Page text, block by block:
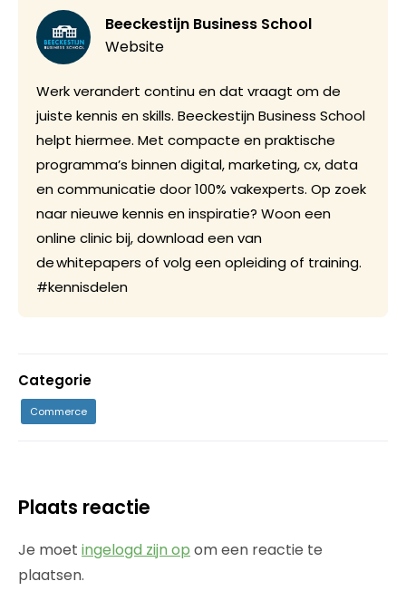
Beeckestijn Business School
Website
Werk verandert continu en dat vraagt om de
juiste kennis en skills. Beeckestijn Business School
helpt hiermee. Met compacte en praktische
programma’s binnen digital, marketing, cx, data
en communicatie door 100% vakexperts. Op zoek
naar nieuwe kennis en inspiratie? Woon een
online clinic bij, download een van
de whitepapers of volg een opleiding of training.
#kennisdelen
Categorie
Commerce
Plaats reactie
Je moet ingelogd zijn op om een reactie te
plaatsen.